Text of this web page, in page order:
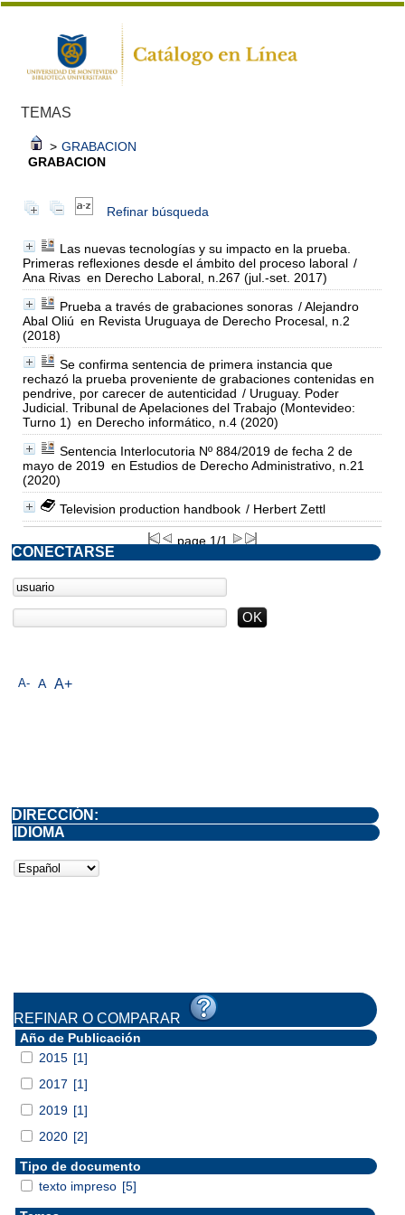
TEMAS
> GRABACION
GRABACION
Refinar búsqueda
Las nuevas tecnologías y su impacto en la prueba.
Primeras reflexiones desde el ámbito del proceso laboral /
Ana Rivas en Derecho Laboral, n.267 (jul.-set. 2017)
Prueba a través de grabaciones sonoras / Alejandro
Abal Oliú en Revista Uruguaya de Derecho Procesal, n.2
(2018)
Se confirma sentencia de primera instancia que
rechazó la prueba proveniente de grabaciones contenidas en
pendrive, por carecer de autenticidad / Uruguay. Poder
Judicial. Tribunal de Apelaciones del Trabajo (Montevideo:
Turno 1) en Derecho informático, n.4 (2020)
Sentencia Interlocutoria Nº 884/2019 de fecha 2 de
mayo de 2019 en Estudios de Derecho Administrativo, n.21
(2020)
Television production handbook / Herbert Zettl
page 1/1
A- A A+
CONECTARSE
DIRECCIÓN:
IDIOMA
REFINAR O COMPARAR
Año de Publicación
2015 [1]
2017 [1]
2019 [1]
2020 [2]
Tipo de documento
texto impreso [5]